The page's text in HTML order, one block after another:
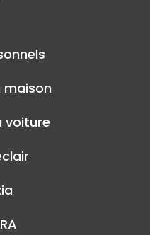
maison
voiture